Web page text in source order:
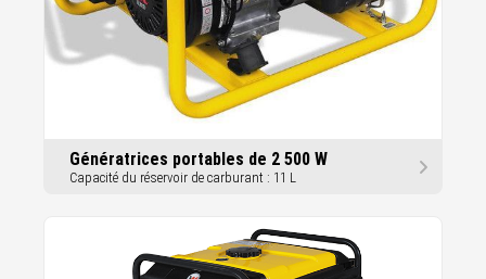
Génératrices portables de 2 500 W
Capacité du réservoir de carburant : 11 L